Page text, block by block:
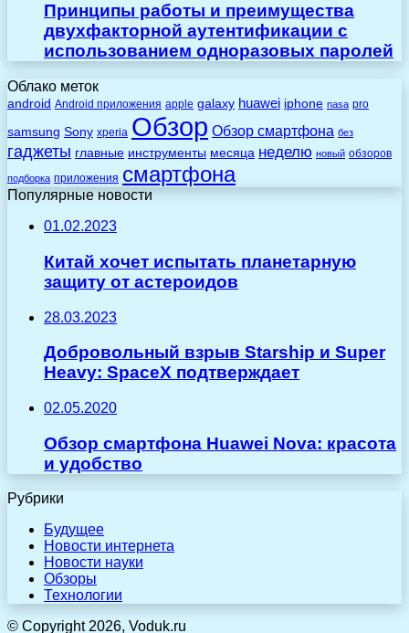
Принципы работы и преимущества
двухфакторной аутентификации с
использованием одноразовых паролей
Облако меток
android Android приложения apple galaxy huawei iphone nasa pro
samsung Sony xperia Обзор Обзор смартфона без
гаджеты главные инструменты месяца неделю новый обзоров
подборка приложения смартфона
Популярные новости
01.02.2023
Китай хочет испытать планетарную
защиту от астероидов
28.03.2023
Добровольный взрыв Starship и Super
Heavy: SpaceX подтверждает
02.05.2020
Обзор смартфона Huawei Nova: красота
и удобство
Рубрики
Будущее
Новости интернета
Новости науки
Обзоры
Технологии
© Copyright 2026, Voduk.ru